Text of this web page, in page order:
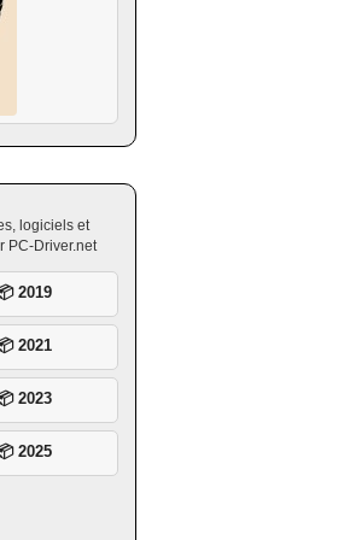
logiciels et
PC-Driver.net
2019
2021
2023
2025